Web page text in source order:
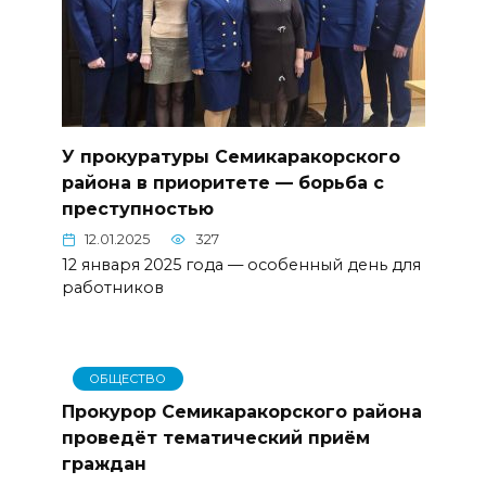
У прокуратуры Семикаракорского
района в приоритете — борьба с
преступностью
12.01.2025 327
12 января 2025 года — особенный день для
работников
ОБЩЕСТВО
Прокурор Семикаракорского района
проведёт тематический приём
граждан